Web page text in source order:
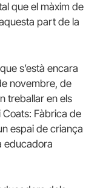
que el màxim de
part de la
s’està encara
novembre, de
treballar en els
Fàbrica de
espai de criança
educadora